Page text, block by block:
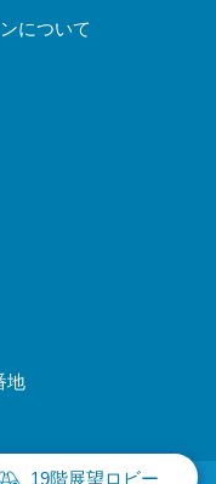
について
地
19階展望ロビー